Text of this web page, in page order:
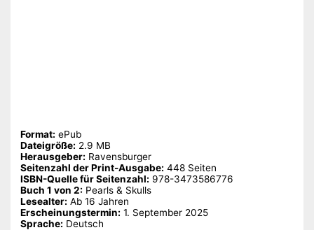
Format: ePub
Dateigröße: ‎2.9 MB
Herausgeber: ‎Ravensburger
Seitenzahl der Print-Ausgabe: ‎448 Seiten
ISBN-Quelle für Seitenzahl: ‎978-3473586776
Buch 1 von 2: ‎Pearls & Skulls
Lesealter: ‎Ab 16 Jahren
Erscheinungstermin: ‎1. September 2025
Sprache: ‎Deutsch